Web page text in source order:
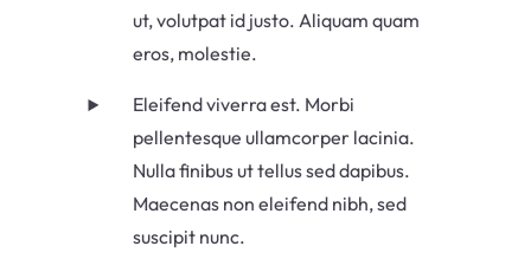
ut, volutpat id justo. Aliquam quam
eros, molestie.
Eleifend viverra est. Morbi
pellentesque ullamcorper lacinia.
Nulla finibus ut tellus sed dapibus.
Maecenas non eleifend nibh, sed
suscipit nunc.